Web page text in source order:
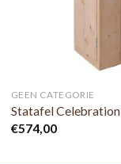
GEEN CATEGORIE
Statafel Celebration
€574,00